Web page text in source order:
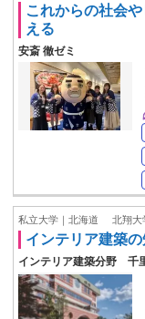
これからの社会
える
安斎 徹ゼミ
私立大学｜北海道 北翔大
インテリア建築
インテリア建築分野 千